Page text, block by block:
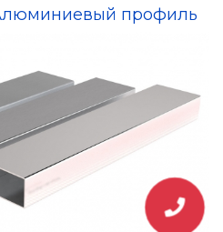
профиль